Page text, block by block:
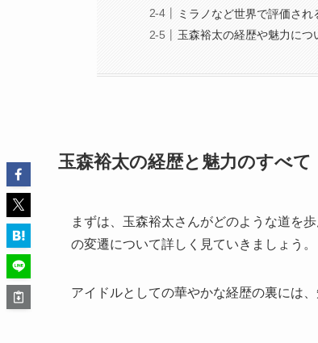
ミラノなど世界で評価され
玉森裕太の経歴や魅力につ
玉森裕太の経歴と魅力のすべて
まずは、玉森裕太さんがどのような道を
の変遷について詳しく見ていきましょう。
アイドルとしての華やかな経歴の裏には